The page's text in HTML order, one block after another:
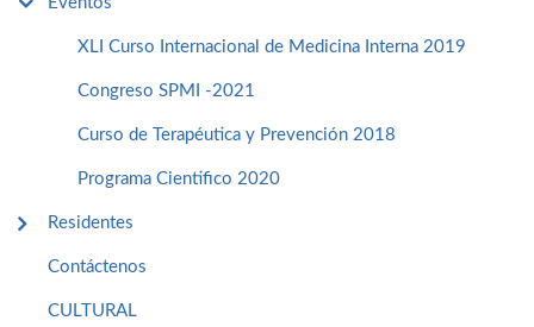
XLI Curso Internacional de Medicina Interna 2019
Congreso SPMI -2021
Curso de Terapéutica y Prevención 2018
Programa Cientifico 2020
Residentes
Contáctenos
CULTURAL